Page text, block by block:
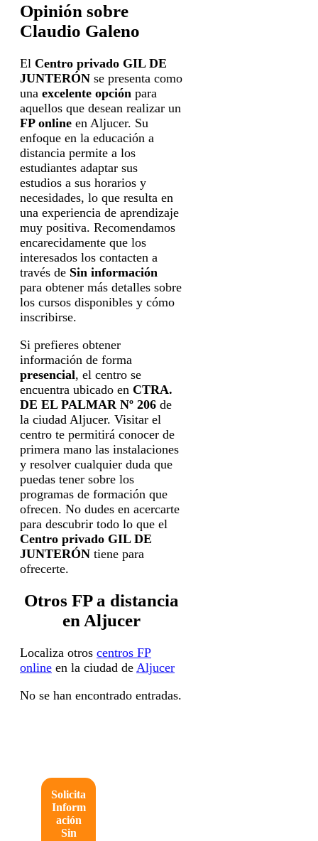
Opinión sobre
Claudio Galeno
El Centro privado GIL DE
JUNTERÓN se presenta como
una excelente opción para
aquellos que desean realizar un
FP online en Aljucer. Su
enfoque en la educación a
distancia permite a los
estudiantes adaptar sus
estudios a sus horarios y
necesidades, lo que resulta en
una experiencia de aprendizaje
muy positiva. Recomendamos
encarecidamente que los
interesados los contacten a
través de Sin información
para obtener más detalles sobre
los cursos disponibles y cómo
inscribirse.
Si prefieres obtener
información de forma
presencial, el centro se
encuentra ubicado en CTRA.
DE EL PALMAR Nº 206 de
la ciudad Aljucer. Visitar el
centro te permitirá conocer de
primera mano las instalaciones
y resolver cualquier duda que
puedas tener sobre los
programas de formación que
ofrecen. No dudes en acercarte
para descubrir todo lo que el
Centro privado GIL DE
JUNTERÓN tiene para
ofrecerte.
Otros FP a distancia
en Aljucer
Localiza otros centros FP
online en la ciudad de Aljucer
No se han encontrado entradas.
Solicita
Inform
ación
Sin